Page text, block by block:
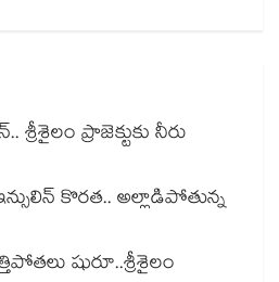
ప్రాజెక్టుకు నీరు
కొరత.. అల్లాడిపోతున్న
షురూ..శ్రీశైలం